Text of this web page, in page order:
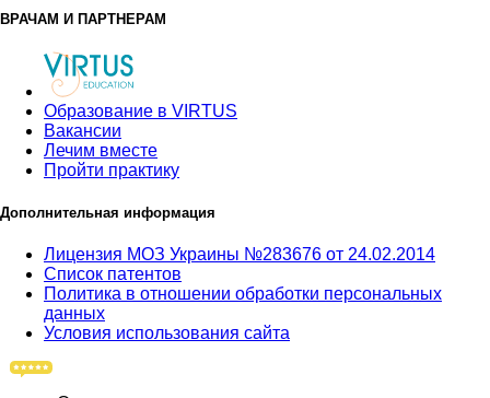
ВРАЧАМ И ПАРТНЕРАМ
Образование в VIRTUS
Вакансии
Лечим вместе
Пройти практику
Дополнительная информация
Лицензия МОЗ Украины №283676 от 24.02.2014
Список патентов
Политика в отношении обработки персональных
данных
Условия использования сайта